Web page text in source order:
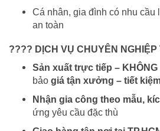
Cá nhân, gia đình có nhu
an toàn
???? DỊCH VỤ CHUYÊN
Sản xuất trực tiếp –
bảo giá tận xưởng – tiết
Nhận gia công theo mẫu,
ứng yêu cầu đặc thù